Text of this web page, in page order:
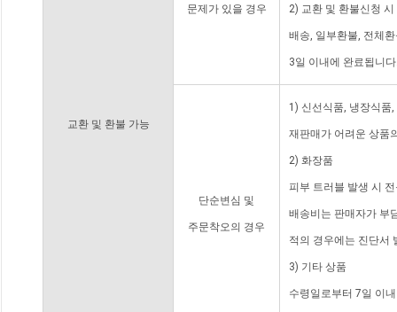
교환 및 환불 가능
문제가 있을 경우 2) 교환 및 환불신청
배송, 일부환불, 전체
3일 이내에 완료됩니
단순변심 및
주문착오의 경우
1) 신선식품, 냉장식품
재판매가 어려운 상품
2) 화장품
피부 트러블 발생 시
배송비는 판매자가 부
적의 경우에는 진단서
3) 기타 상품
수령일로부터 7일 이